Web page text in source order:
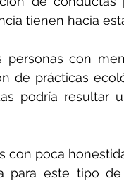
tienen hacia
con
de prácticas
podría resultar
con poca
para este tipo